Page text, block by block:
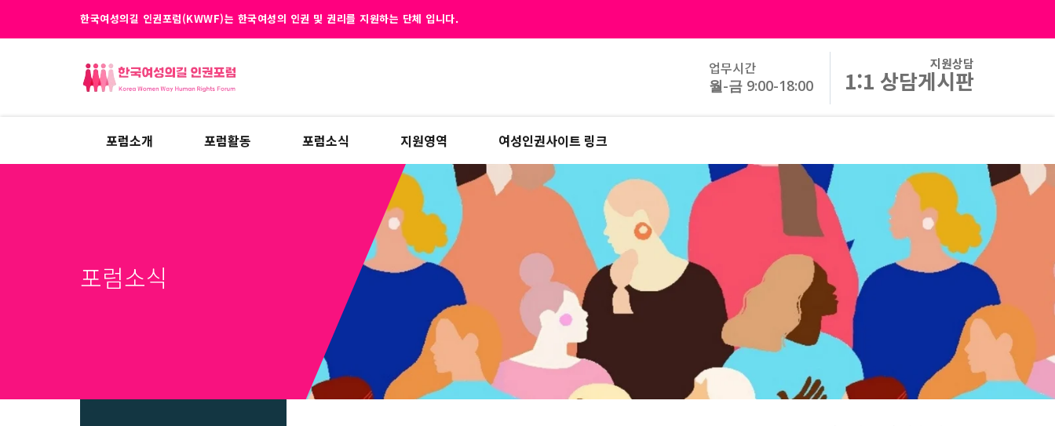
한국여성의길 인권포럼(KWWF)는 한국여성의 인권 및 권리를 지원하는 단체 입니다.
업무시간
월-금 9:00-18:00
지원상담
1:1 상담게시판
포럼소개 포럼활동 포럼소식 지원영역 여성인권사이트 링크
포럼소식